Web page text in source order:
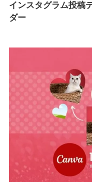
インスタグラム投稿
ダー